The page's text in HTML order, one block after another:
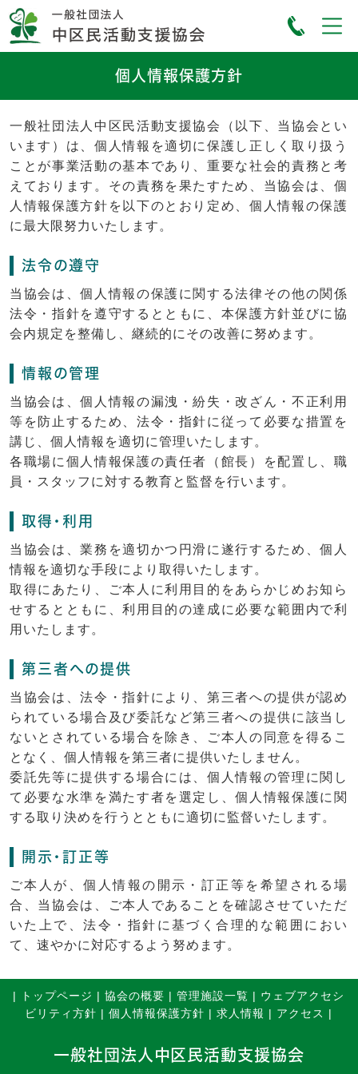
個人情報保護方針
一般社団法人中区民活動支援協会（以下、当協会とい
います）は、個人情報を適切に保護し正しく取り扱う
ことが事業活動の基本であり、重要な社会的責務と考
えております。その責務を果たすため、当協会は、個
人情報保護方針を以下のとおり定め、個人情報の保護
に最大限努力いたします。
法令の遵守
当協会は、個人情報の保護に関する法律その他の関係
法令・指針を遵守するとともに、本保護方針並びに協
会内規定を整備し、継続的にその改善に努めます。
情報の管理
当協会は、個人情報の漏洩・紛失・改ざん・不正利用
等を防止するため、法令・指針に従って必要な措置を
講じ、個人情報を適切に管理いたします。
各職場に個人情報保護の責任者（館長）を配置し、職
員・スタッフに対する教育と監督を行います。
取得・利用
当協会は、業務を適切かつ円滑に遂行するため、個人
情報を適切な手段により取得いたします。
取得にあたり、ご本人に利用目的をあらかじめお知ら
せするとともに、利用目的の達成に必要な範囲内で利
用いたします。
第三者への提供
当協会は、法令・指針により、第三者への提供が認め
られている場合及び委託など第三者への提供に該当し
ないとされている場合を除き、ご本人の同意を得るこ
となく、個人情報を第三者に提供いたしません。
委託先等に提供する場合には、個人情報の管理に関し
て必要な水準を満たす者を選定し、個人情報保護に関
する取り決めを行うとともに適切に監督いたします。
開示・訂正等
ご本人が、個人情報の開示・訂正等を希望される場
合、当協会は、ご本人であることを確認させていただ
いた上で、法令・指針に基づく合理的な範囲におい
て、速やかに対応するよう努めます。
| トップページ | 協会の概要 | 管理施設一覧 | ウェブアクセシ
ビリティ方針 | 個人情報保護方針 | 求人情報 | アクセス |
一般社団法人中区民活動支援協会